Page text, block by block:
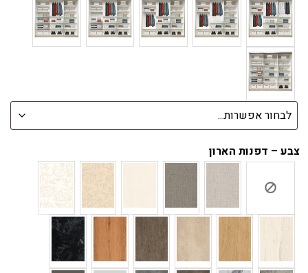
צבע – דפנות הארון